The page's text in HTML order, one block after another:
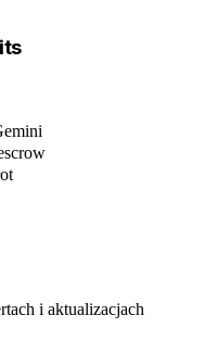
i aktualizacjach